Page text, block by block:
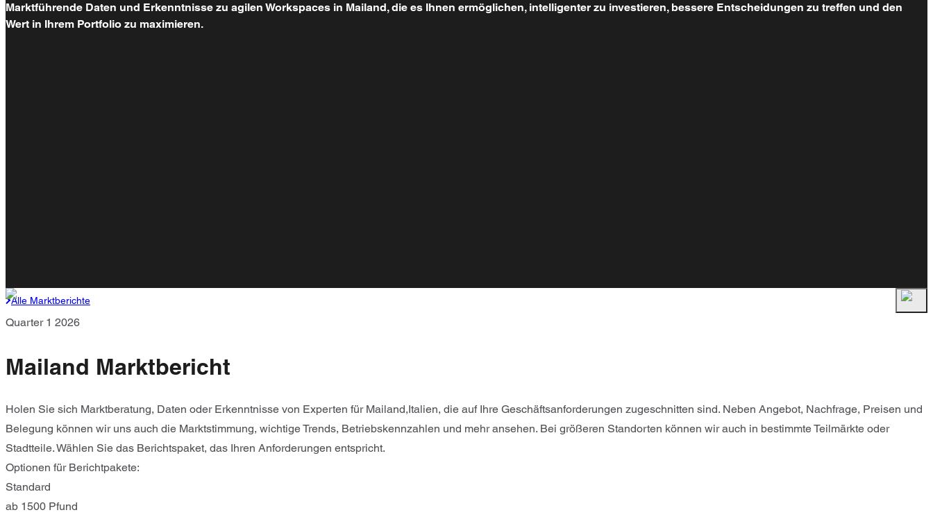
Marktführende Daten und Erkenntnisse zu agilen Workspaces in Mailand, die es Ihnen ermöglichen, intelligenter zu investieren, bessere Entscheidungen zu treffen und den
Wert in Ihrem Portfolio zu maximieren.
Alle Marktberichte
Quarter 1 2026
Mailand Marktbericht
Holen Sie sich Marktberatung, Daten oder Erkenntnisse von Experten für Mailand,Italien, die auf Ihre Geschäftsanforderungen zugeschnitten sind. Neben Angebot, Nachfrage, Preisen und
Belegung können wir uns auch die Marktstimmung, wichtige Trends, Betriebskennzahlen und mehr ansehen. Bei größeren Standorten können wir auch in bestimmte Teilmärkte oder
Stadtteile. Wählen Sie das Berichtspaket, das Ihren Anforderungen entspricht.
Optionen für Berichtpakete:
Standard
ab 1500 Pfund